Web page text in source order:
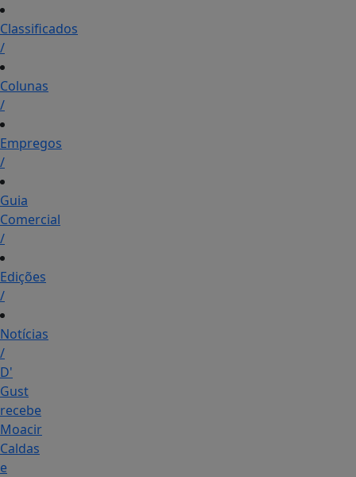
Classificados
/
Colunas
/
Empregos
/
Guia
Comercial
/
Edições
/
Notícias
/
D'
Gust
recebe
Moacir
Caldas
e